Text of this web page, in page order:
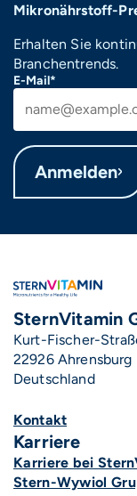
Mikronährstoff-
Erhalten Sie
Branchentrends.
E-Mail*
Anmelden
SternVitamin
Kurt-Fischer-
22926 Ahrensburg
Deutschland
Kontakt
Fußzeile Karriere &
Karriere
Karriere bei
Stern-Wywiol